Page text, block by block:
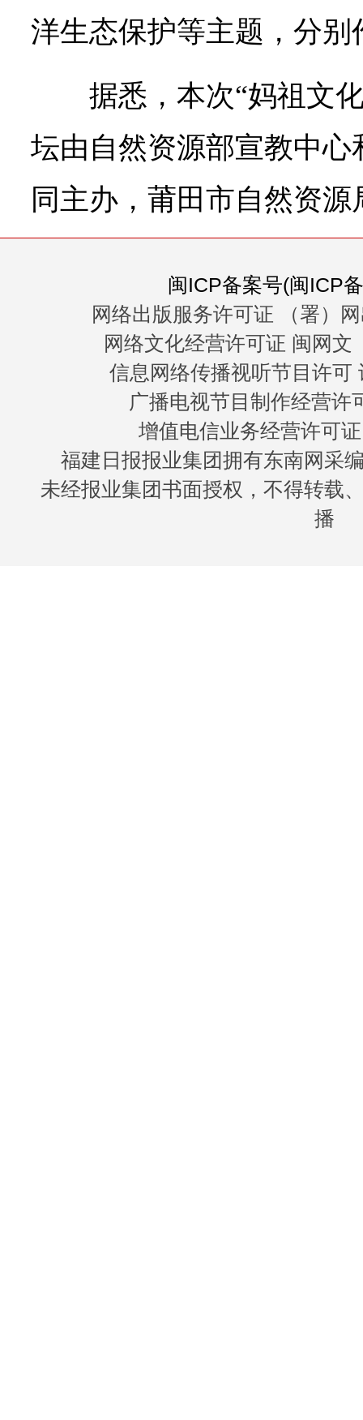
洋生态保护等主题，分别
据悉，本次“妈祖文
坛由自然资源部宣教中
同主办，莆田市自然资源
闽ICP备案号(闽ICP
网络出版服务许可证 （署）
网络文化经营许可证 闽网文
信息网络传播视听节目许可
广播电视节目制作经营许
增值电信业务经营许可
福建日报报业集团拥有东南网采
未经报业集团书面授权，不得转载
播